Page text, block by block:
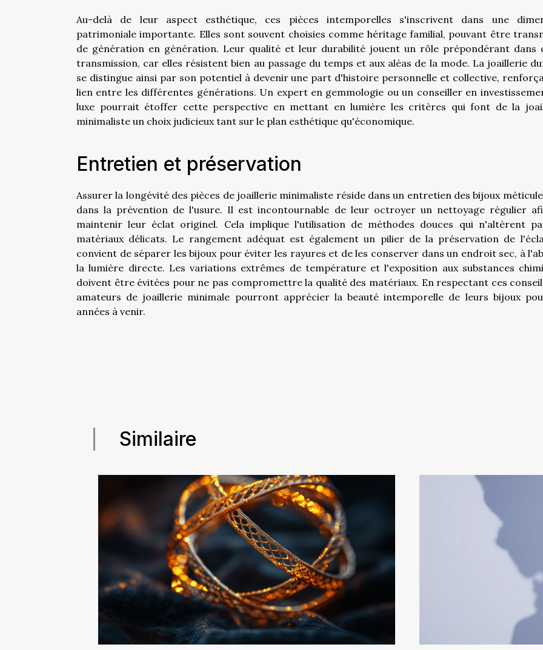
Au-delà de leur aspect esthétique, ces pièces intemporelles s'inscrivent dans une
patrimoniale importante. Elles sont souvent choisies comme héritage familial, pouvant être
de génération en génération. Leur qualité et leur durabilité jouent un rôle prépondérant dans
transmission, car elles résistent bien au passage du temps et aux aléas de la mode. La joaillerie
se distingue ainsi par son potentiel à devenir une part d'histoire personnelle et collective,
lien entre les différentes générations. Un expert en gemmologie ou un conseiller en
luxe pourrait étoffer cette perspective en mettant en lumière les critères qui font de la
minimaliste un choix judicieux tant sur le plan esthétique qu'économique.
Entretien et préservation
Assurer la longévité des pièces de joaillerie minimaliste réside dans un entretien des bijoux
dans la prévention de l'usure. Il est incontournable de leur octroyer un nettoyage régulier
maintenir leur éclat originel. Cela implique l'utilisation de méthodes douces qui n'altèrent
matériaux délicats. Le rangement adéquat est également un pilier de la préservation de
convient de séparer les bijoux pour éviter les rayures et de les conserver dans un endroit sec, à
la lumière directe. Les variations extrêmes de température et l'exposition aux substances
doivent être évitées pour ne pas compromettre la qualité des matériaux. En respectant ces
amateurs de joaillerie minimale pourront apprécier la beauté intemporelle de leurs bijoux
années à venir.
Similaire